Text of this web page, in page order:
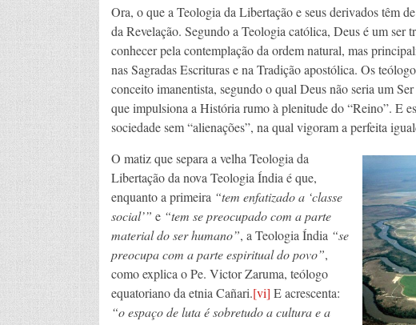
Ora, o que a Teologia da Libertação e seus derivados têm
da Revelação. Segundo a Teologia católica, Deus é um ser
conhecer pela contemplação da ordem natural, mas
nas Sagradas Escrituras e na Tradição apostólica. Os
conceito imanentista, segundo o qual Deus não seria um
que impulsiona a História rumo à plenitude do “Reino”. E
sociedade sem “alienações”, na qual vigoram a perfeita
O matiz que separa a velha Teologia da
Libertação da nova Teologia Índia é que,
enquanto a primeira “tem enfatizado a ‘classe
social’” e “tem se preocupado com a parte
material do ser humano”, a Teologia Índia “se
preocupa com a parte espiritual do povo”,
como explica o Pe. Victor Zaruma, teólogo
equatoriano da etnia Cañari.[vi] E acrescenta:
“o espaço de luta é sobretudo a cultura e a